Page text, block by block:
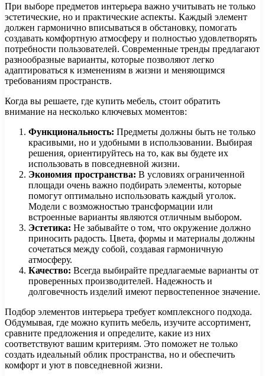
При выборе предметов интерьера важно учитывать не только
эстетические, но и практические аспекты. Каждый элемент
должен гармонично вписываться в обстановку, помогать
создавать комфортную атмосферу и полностью удовлетворять
потребности пользователей. Современные тренды предлагают
разнообразные варианты, которые позволяют легко
адаптироваться к изменениям в жизни и меняющимся
требованиям пространств.
Когда вы решаете, где купить мебель, стоит обратить
внимание на несколько ключевых моментов:
Функциональность: Предметы должны быть не только
красивыми, но и удобными в использовании. Выбирая
решения, ориентируйтесь на то, как вы будете их
использовать в повседневной жизни.
Экономия пространства: В условиях ограниченной
площади очень важно подбирать элементы, которые
помогут оптимально использовать каждый уголок.
Модели с возможностью трансформации или
встроенные варианты являются отличным выбором.
Эстетика: Не забывайте о том, что окружение должно
приносить радость. Цвета, формы и материалы должны
сочетаться между собой, создавая гармоничную
атмосферу.
Качество: Всегда выбирайте предлагаемые варианты от
проверенных производителей. Надежность и
долговечность изделий имеют первостепенное значение.
Подбор элементов интерьера требует комплексного подхода.
Обдумывая, где можно купить мебель, изучите ассортимент,
сравните предложения и определите, какие из них
соответствуют вашим критериям. Это поможет не только
создать идеальный облик пространства, но и обеспечить
комфорт и уют в повседневной жизни.